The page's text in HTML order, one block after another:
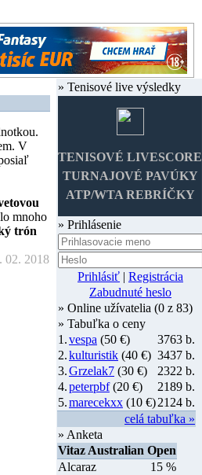
V
mnoho
trón
02. 2018
» Tenisové live výsledky
TENISOVÉ LIVESCORE
TURNAJOVÉ PAVÚKY
ATP/WTA REBRÍČKY
» Prihlásenie
Prihlásiť | Registrácia
Zabudnuté heslo
» Online užívatelia (0 z 83)
» Tabuľka o ceny
1.vespa (50 €)
3763 b.
2.kulturistik (40 €) 3437 b.
3.Grzelak7 (30 €)
2322 b.
4.peterpbf(20 €)
2189 b.
5.marecekxx (10 €)2124 b.
celá tabuľka »
» Anketa
Vitaz Australian Open
Alcaraz
15 %